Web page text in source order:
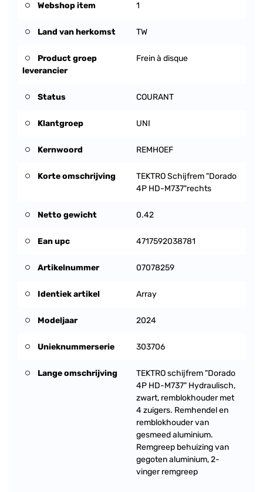
Webshop item 1
Land van herkomst TW
Product groep
leverancier
Frein à disque
Status COURANT
Klantgroep UNI
Kernwoord REMHOEF
Korte omschrijving
TEKTRO Schijfrem "Dorado
4P HD-M737"rechts
Netto gewicht 0.42
Ean upc 4717592038781
Artikelnummer 07078259
Identiek artikel Array
Modeljaar 2024
Unieknummerserie 303706
Lange omschrijving
TEKTRO schijfrem "Dorado
4P HD-M737" Hydraulisch,
zwart, remblokhouder met
4 zuigers. Remhendel en
remblokhouder van
gesmeed aluminium.
Remgreep behuizing van
gegoten aluminium, 2-
vinger remgreep